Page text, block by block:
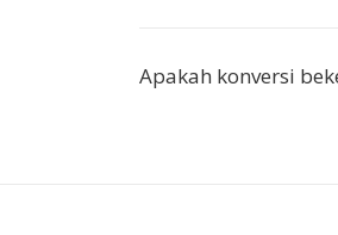
Apakah konversi